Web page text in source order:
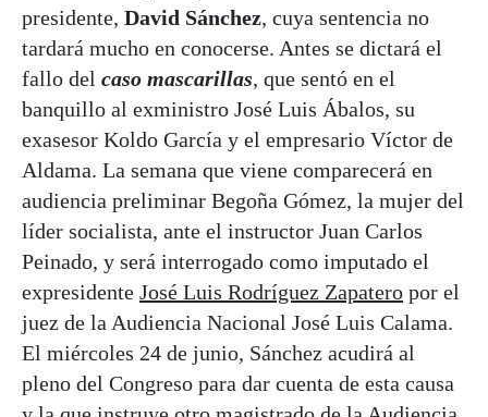
presidente, David Sánchez, cuya sentencia no
tardará mucho en conocerse. Antes se dictará el
fallo del caso mascarillas, que sentó en el
banquillo al exministro José Luis Ábalos, su
exasesor Koldo García y el empresario Víctor de
Aldama. La semana que viene comparecerá en
audiencia preliminar Begoña Gómez, la mujer del
líder socialista, ante el instructor Juan Carlos
Peinado, y será interrogado como imputado el
expresidente José Luis Rodríguez Zapatero por el
juez de la Audiencia Nacional José Luis Calama.
El miércoles 24 de junio, Sánchez acudirá al
pleno del Congreso para dar cuenta de esta causa